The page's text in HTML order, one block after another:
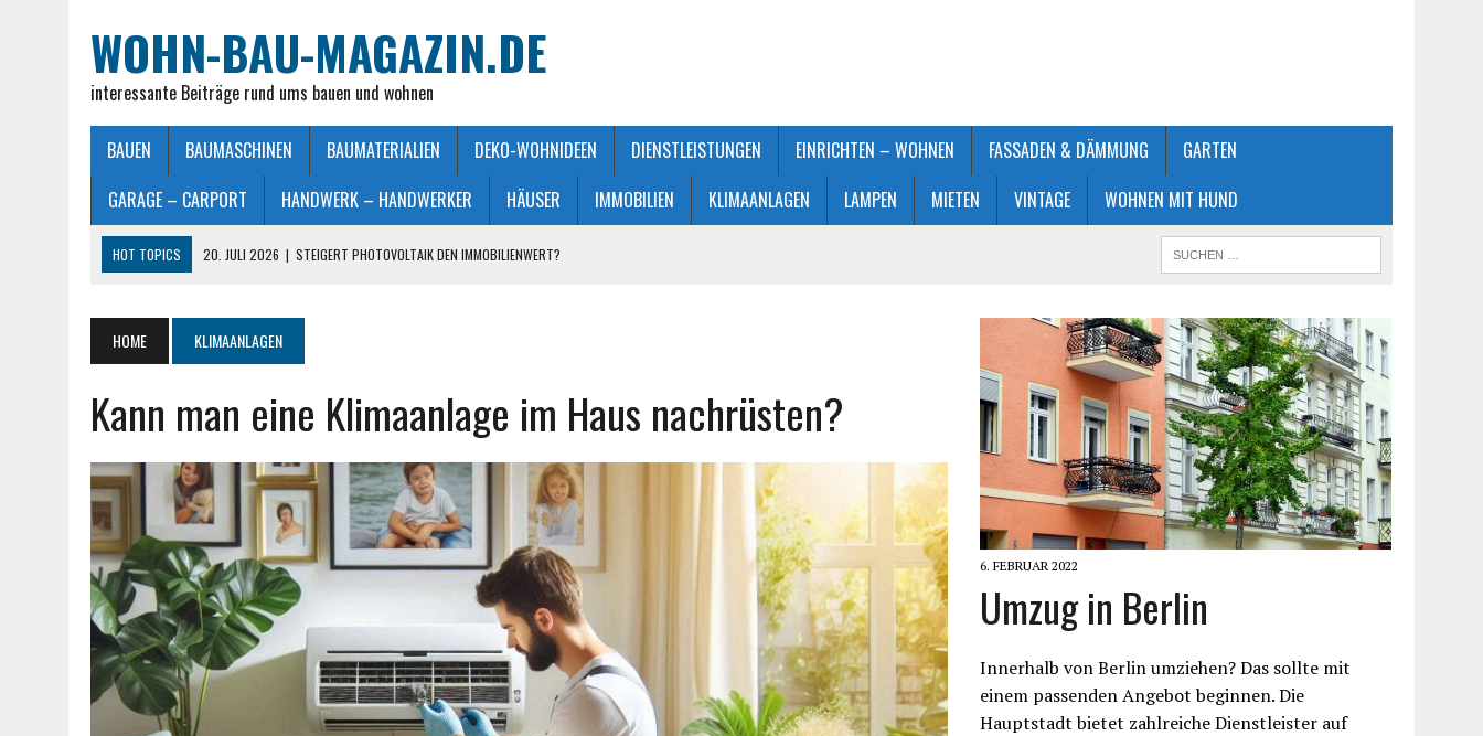
WOHN-BAU-MAGAZIN.DE
interessante Beiträge rund ums bauen und wohnen
BAUEN BAUMASCHINEN BAUMATERIALIEN DEKO-WOHNIDEEN DIENSTLEISTUNGEN EINRICHTEN – WOHNEN FASSADEN & DÄMMUNG
GARTEN
GARAGE – CARPORT
HANDWERK – HANDWERKER HÄUSER IMMOBILIEN KLIMAANLAGEN LAMPEN MIETEN VINTAGE WOHNEN MIT HUND
HOT TOPICS 20. JULI 2026 | STEIGERT PHOTOVOLTAIK DEN IMMOBILIENWERT?
25. JUNI 2026 | FRANZÖSISCHES DOPPELBETT: MASSE, VORTEILE UND KAUFBERATUNG
SO EINFACH GELINGT – DIE PERFEKTE TERRASSENGESTALTUNG
HOME KLIMAANLAGEN
Kann man eine Klimaanlage im Haus nachrüsten?
6. FEBRUAR 2022
Umzug in Berlin
Innerhalb von Berlin umziehen? Das sollte mit
einem passenden Angebot beginnen. Die
Hauptstadt bietet zahlreiche Dienstleister auf